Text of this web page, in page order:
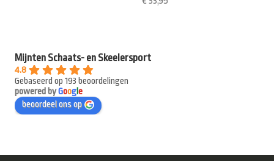
Mijnten Schaats- en Skeelersport
4.8
Gebaseerd op 193 beoordelingen
powered byGooge
beoordeel ons op